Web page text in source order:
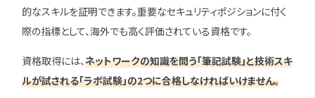
的なスキルを証明できます。重要なセキュリティポジションに付く
際の指標として、海外でも高く評価されている資格です。
資格取得には、ネットワークの知識を問う「筆記試験」と技術スキ
ルが試される「ラボ試験」の2つに合格しなければいけません。